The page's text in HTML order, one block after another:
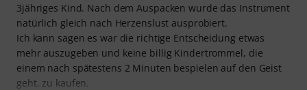
3jähriges Kind. Nach dem Auspacken wurde das Instrument
natürlich gleich nach Herzenslust ausprobiert.
Ich kann sagen es war die richtige Entscheidung etwas
mehr auszugeben und keine billig Kindertrommel, die
einem nach spätestens 2 Minuten bespielen auf den Geist
geht, zu kaufen.